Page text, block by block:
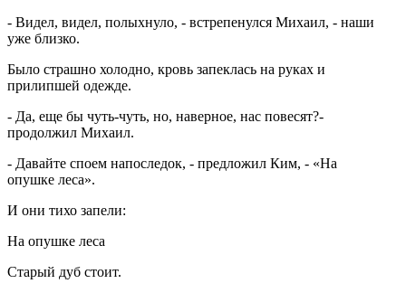
- Видел, видел, полыхнуло, - встрепенулся Михаил, - наши
уже близко.
Было страшно холодно, кровь запеклась на руках и
прилипшей одежде.
- Да, еще бы чуть-чуть, но, наверное, нас повесят?-
продолжил Михаил.
- Давайте споем напоследок, - предложил Ким, - «На
опушке леса».
И они тихо запели:
На опушке леса
Старый дуб стоит.